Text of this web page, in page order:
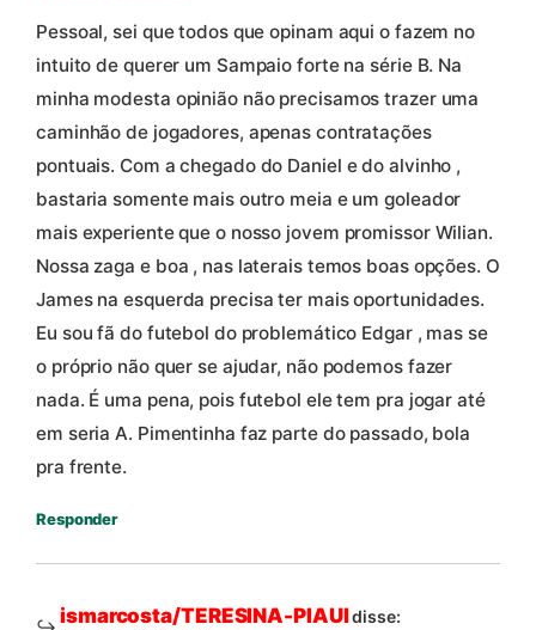
Pessoal, sei que todos que opinam aqui o fazem no
intuito de querer um Sampaio forte na série B. Na
minha modesta opinião não precisamos trazer uma
caminhão de jogadores, apenas contratações
pontuais. Com a chegado do Daniel e do alvinho ,
bastaria somente mais outro meia e um goleador
mais experiente que o nosso jovem promissor Wilian.
Nossa zaga e boa , nas laterais temos boas opções. O
James na esquerda precisa ter mais oportunidades.
Eu sou fã do futebol do problemático Edgar , mas se
o próprio não quer se ajudar, não podemos fazer
nada. É uma pena, pois futebol ele tem pra jogar até
em seria A. Pimentinha faz parte do passado, bola
pra frente.
Responder
ismarcosta/TERESINA-PIAUIdisse: